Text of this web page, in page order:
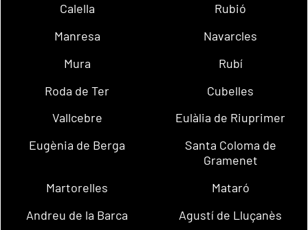
Calella
Rubió
Manresa
Navarcles
Mura
Rubí
Roda de Ter
Cubelles
Vallcebre
Eulàlia de Riuprimer
Eugènia de Berga
Santa Coloma de
Gramenet
Martorelles
Mataró
Andreu de la Barca
Agustí de Lluçanès